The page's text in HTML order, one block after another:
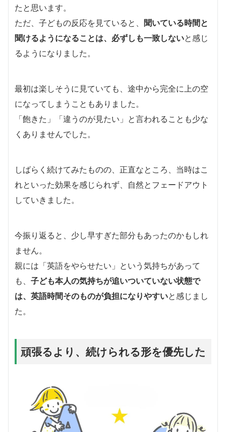
たと思います。
ただ、子どもの反応を見ていると、 聞いている時間と
聞けるようになることは、必ずしも一致しないと感じ
るようになりました。
最初は楽しそうに見ていても、途中から完全に上の空
になってしまうこともありました。
「飽きた」「違うのが見たい」と言われることも少な
くありませんでした。
しばらく続けてみたものの、正直なところ、当時はこ
れといった効果を感じられず、自然とフェードアウト
していきました。
今振り返ると、少し早すぎた部分もあったのかもしれ
ません。
親には「英語をやらせたい」という気持ちがあって
も、 子ども本人の気持ちが追いついていない状態で
は、英語時間そのものが負担になりやすいと感じまし
た。
頑張るより、続けられる形を優先した